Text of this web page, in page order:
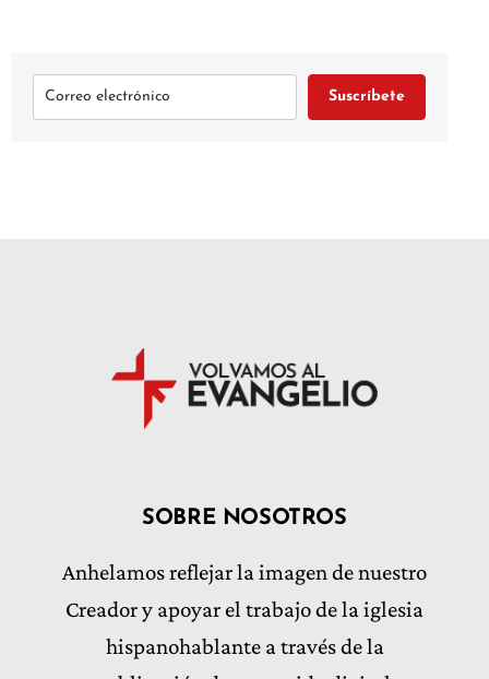
Suscríbete
SOBRE NOSOTROS
Anhelamos reflejar la imagen de nuestro
Creador y apoyar el trabajo de la iglesia
hispanohablante a través de la